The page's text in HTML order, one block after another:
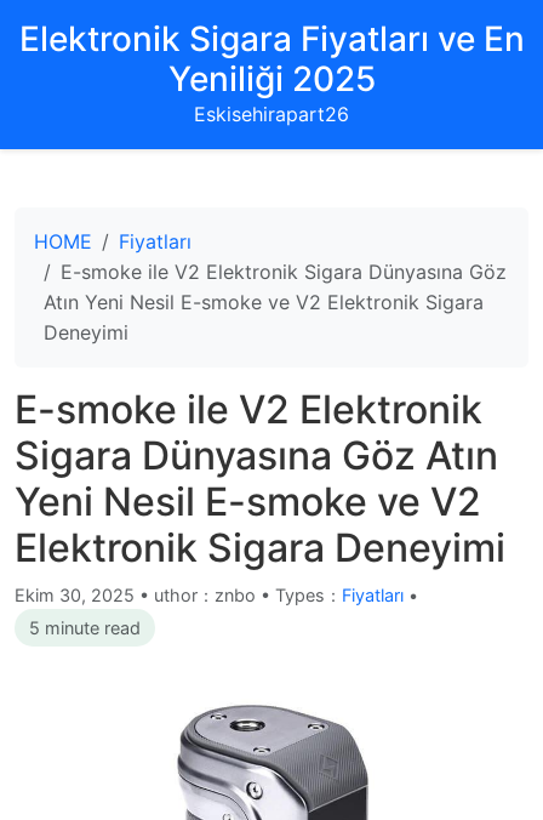
Elektronik Sigara Fiyatları ve En
Yeniliği 2025
Eskisehirapart26
HOME
Fiyatları
E-smoke ile V2 Elektronik Sigara Dünyasına Göz
Atın Yeni Nesil E-smoke ve V2 Elektronik Sigara
Deneyimi
E-smoke ile V2 Elektronik
Sigara Dünyasına Göz Atın
Yeni Nesil E-smoke ve V2
Elektronik Sigara Deneyimi
Ekim 30, 2025 • uthor：znbo • Types： Fiyatları •
5 minute read